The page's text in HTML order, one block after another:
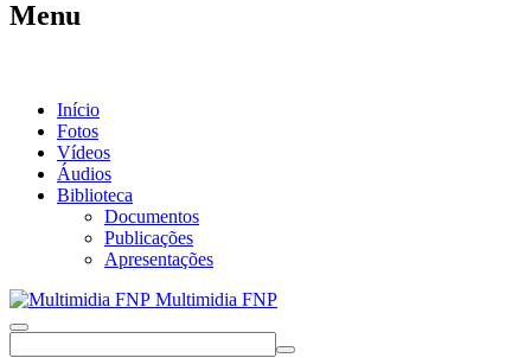
Menu
Início
Fotos
Vídeos
Áudios
Biblioteca
Documentos
Publicações
Apresentações
Multimidia FNP